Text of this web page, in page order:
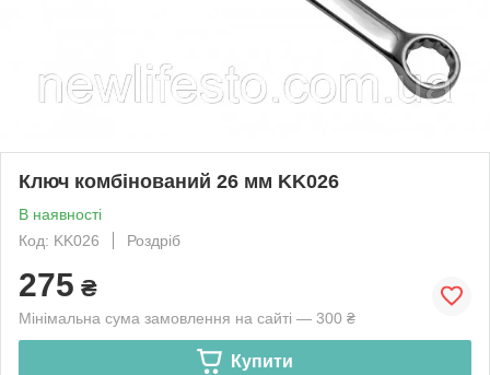
Ключ комбінований 26 мм KK026
В наявності
Код: KK026
Роздріб
275 ₴
Мінімальна сума замовлення на сайті — 300 ₴
Купити